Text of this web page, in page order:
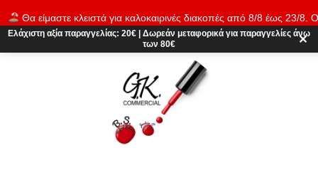
Θα είμαστε κλειστά για καλοκαιρινές διακοπές από 8/8 έως 23/8.
παραγγελίες θα εκτελούνται ξανά από 24/8. Καλό καλοκαίρι!
content
Ελάχιστη αξία παραγγελίας: 20€ Δωρεάν μεταφορικά για παραγγελίες άνω
των 80€
✕